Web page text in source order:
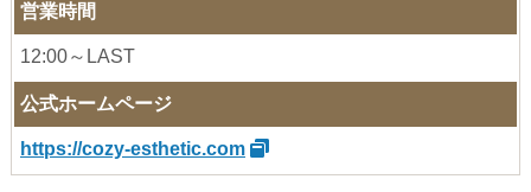
営業時間
12:00～LAST
公式ホームページ
https://cozy-esthetic.com